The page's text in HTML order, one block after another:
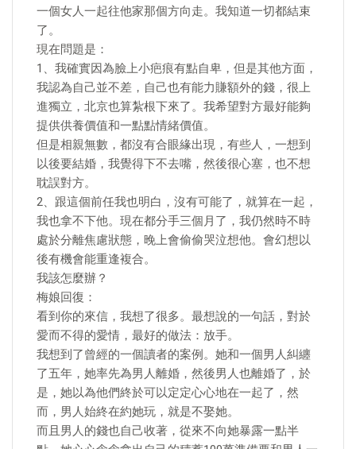
一個女人一起往他家那個方向走。我知道一切都結束
了。
現在問題是：
1、我確實因為臉上小疤痕有點自卑，但是其他方面，
我認為自己並不差，自己也有能力賺額外的錢，很上
進獨立，北京也算紮根下來了。我希望對方最好能夠
提供供養價值和一點點情緒價值。
但是相親無數，都沒有合眼緣出現，有些人，一想到
以後要結婚，我覺得下不去嘴，然後很心塞，也不想
耽誤對方。
2、跟這個前任我也明白，沒有可能了，就算在一起，
我也拿不下他。現在都分手三個月了，我仍然時不時
處於分離焦慮狀態，晚上會偷偷哭泣想他。會幻想以
後有機會能重逢複合。
我該怎麼辦？
梅娘回復：
看到你的來信，我想了很多。最想說的一句話，對於
愛而不得的愛情，最好的做法：放手。
我想到了曾經的一個讀者的案例。她和一個男人糾纏
了五年，她率先為男人離婚，然後男人也離婚了，於
是，她以為他們終於可以定定心心地在一起了，然
而，男人始終在約她玩，就是不娶她。
而且男人的錢也自己收著，從來不向她暴露一點半